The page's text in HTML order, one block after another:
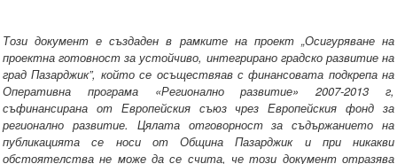
Този документ е създаден в рамките на проект „Осигуряване на
проектна готовност за устойчиво, интегрирано градско развитие на
град Пазарджик”, който се осъществяав с финансовата подкрепа на
Оперативна програма «Регионално развитие» 2007-2013 г,
съфинансирана от Европейския съюз чрез Европейския фонд за
регионално развитие. Цялата отговорност за съдържанието на
публикацията се носи от Община Пазарджик и при никакви
обстоятелства не може да се счита, че този документ отразява